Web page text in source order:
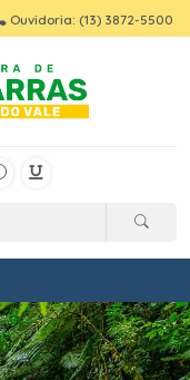
Ouvidoria: (13) 3872-5500